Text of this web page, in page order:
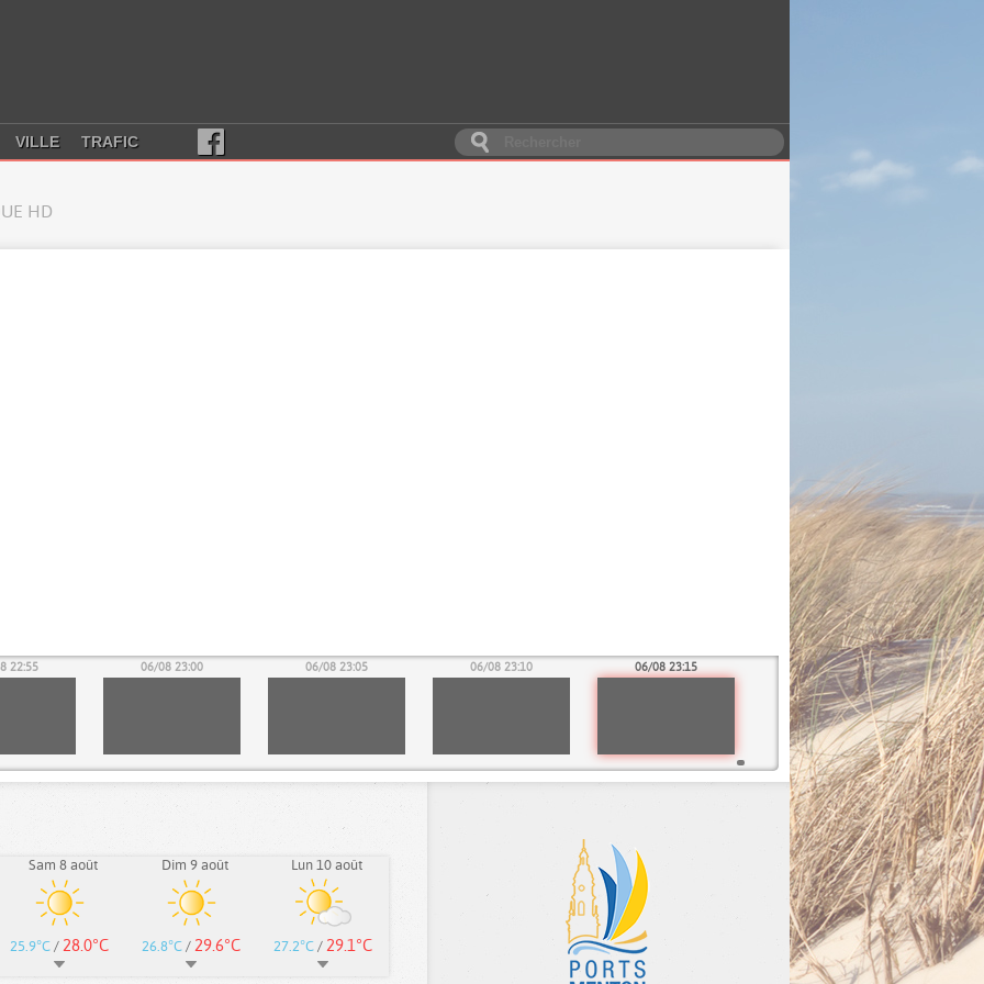
VILLE TRAFIC
HD
22:55 06/08 23:00 06/08 23:05 06/08 23:10 06/08 23:15
Sam 8 août
25.9°C / 28.0°C
Dim 9 août
26.8°C / 29.6°C
Lun 10 août
27.2°C / 29.1°C